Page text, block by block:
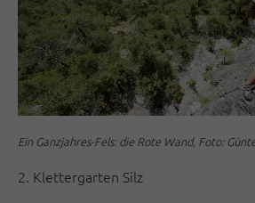
Ein Ganzjahres-Fels: die Rote Wand, Foto:
2. Klettergarten Silz